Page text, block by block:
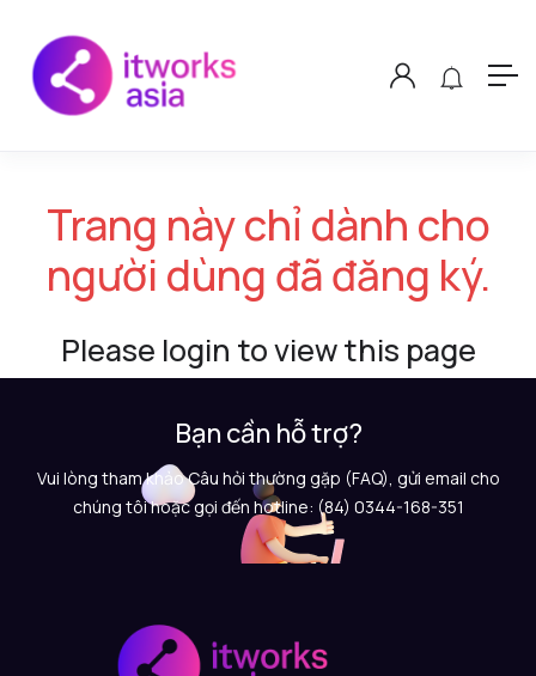
Trang này chỉ dành cho
người dùng đã đăng ký.
Please login to view this page
Bạn cần hỗ trợ?
Vui lòng tham khảo Câu hỏi thường gặp (FAQ), gửi email cho
chúng tôi hoặc gọi đến hotline: (84) 0344-168-351